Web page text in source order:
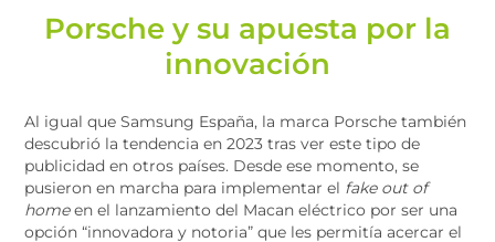
Porsche y su apuesta por la
innovación
Al igual que Samsung España, la marca Porsche también
descubrió la tendencia en 2023 tras ver este tipo de
publicidad en otros países. Desde ese momento, se
pusieron en marcha para implementar el fake out of
homeen el lanzamiento del Macan eléctrico por ser una
opción “innovadora y notoria” que les permitía acercar el